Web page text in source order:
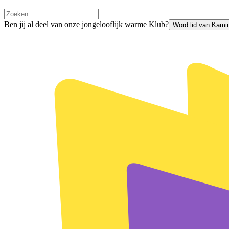
Ben jij al deel van onze jongelooflijk warme Klub? Word lid van